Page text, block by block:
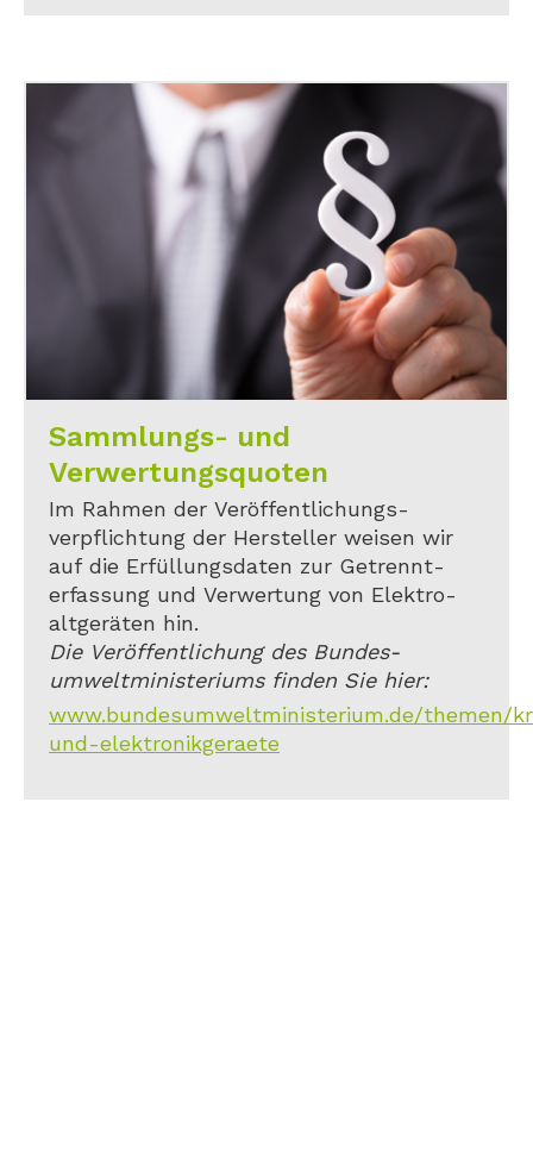
Sammlungs- und
Verwertungsquoten
Im Rahmen der Veröffentlichungs-
verpflichtung der Hersteller weisen wir
auf die Erfüllungsdaten zur Getrennt-
erfassung und Verwertung von Elektro-
altgeräten hin.
Die Veröffentlichung des Bundes-
umweltministeriums finden Sie hier:
www.bundesumweltministerium.de/
und-elektronikgeraete